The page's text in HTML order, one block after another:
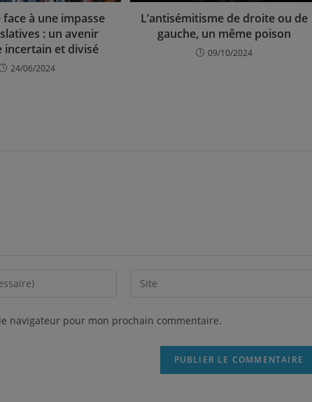
face à une impasse
: un avenir
incertain et divisé
24/06/2024
L’antisémitisme de droite ou de
gauche, un même poison
09/10/2024
navigateur pour mon prochain commentaire.